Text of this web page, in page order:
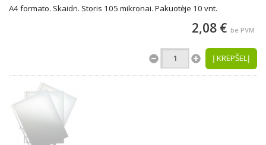
A4 formato. Skaidri. Storis 105 mikronai. Pakuotėje 10 vnt.
2,08 € be PVM
Į KREPŠELĮ